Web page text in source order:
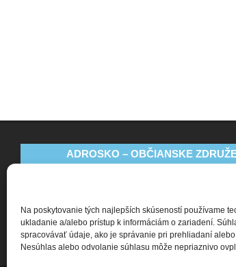
Na poskytovanie tých najlepších skúseností používame
ukladanie a/alebo prístup k informáciám o zariadení.
spracovávať údaje, ako je správanie pri prehliadaní
Nesúhlas alebo odvolanie súhlasu môže nepriaznivo
ADROSKO – OBČIANSKE
+421 911 135 252
oz@adrosko.sk